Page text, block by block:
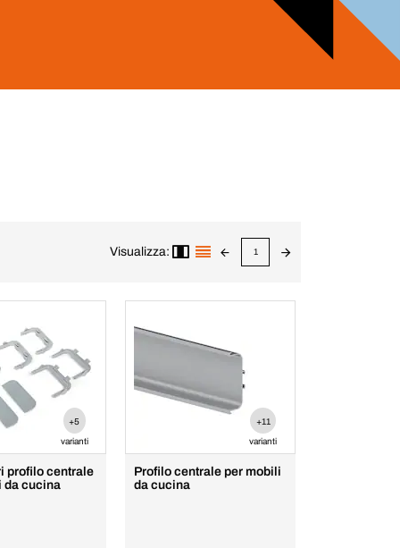
Visualizza: 1
+5
varianti
profilo centrale
da cucina
+11
varianti
Profilo centrale per mobili
da cucina